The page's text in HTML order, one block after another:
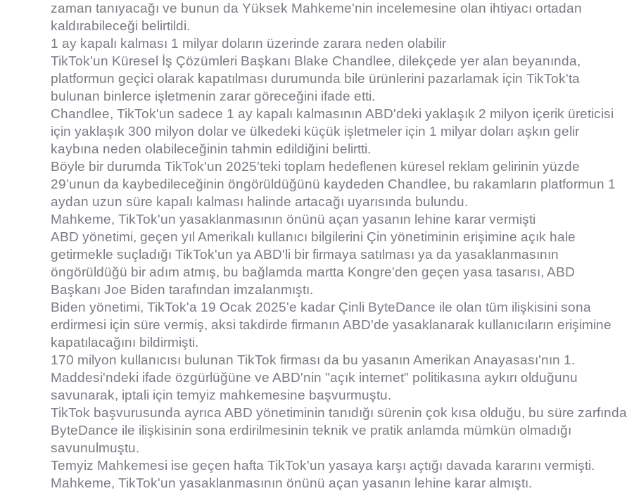
zaman tanıyacağı ve bunun da Yüksek Mahkeme'nin incelemesine olan ihtiyacı ortadan
kaldırabileceği belirtildi.
1 ay kapalı kalması 1 milyar doların üzerinde zarara neden olabilir
TikTok'un Küresel İş Çözümleri Başkanı Blake Chandlee, dilekçede yer alan beyanında,
platformun geçici olarak kapatılması durumunda bile ürünlerini pazarlamak için TikTok'ta
bulunan binlerce işletmenin zarar göreceğini ifade etti.
Chandlee, TikTok'un sadece 1 ay kapalı kalmasının ABD'deki yaklaşık 2 milyon içerik üreticisi
için yaklaşık 300 milyon dolar ve ülkedeki küçük işletmeler için 1 milyar doları aşkın gelir
kaybına neden olabileceğinin tahmin edildiğini belirtti.
Böyle bir durumda TikTok'un 2025'teki toplam hedeflenen küresel reklam gelirinin yüzde
29'unun da kaybedileceğinin öngörüldüğünü kaydeden Chandlee, bu rakamların platformun 1
aydan uzun süre kapalı kalması halinde artacağı uyarısında bulundu.
Mahkeme, TikTok'un yasaklanmasının önünü açan yasanın lehine karar vermişti
ABD yönetimi, geçen yıl Amerikalı kullanıcı bilgilerini Çin yönetiminin erişimine açık hale
getirmekle suçladığı TikTok'un ya ABD'li bir firmaya satılması ya da yasaklanmasının
öngörüldüğü bir adım atmış, bu bağlamda martta Kongre'den geçen yasa tasarısı, ABD
Başkanı Joe Biden tarafından imzalanmıştı.
Biden yönetimi, TikTok'a 19 Ocak 2025'e kadar Çinli ByteDance ile olan tüm ilişkisini sona
erdirmesi için süre vermiş, aksi takdirde firmanın ABD'de yasaklanarak kullanıcıların erişimine
kapatılacağını bildirmişti.
170 milyon kullanıcısı bulunan TikTok firması da bu yasanın Amerikan Anayasası'nın 1.
Maddesi'ndeki ifade özgürlüğüne ve ABD'nin "açık internet" politikasına aykırı olduğunu
savunarak, iptali için temyiz mahkemesine başvurmuştu.
TikTok başvurusunda ayrıca ABD yönetiminin tanıdığı sürenin çok kısa olduğu, bu süre zarfında
ByteDance ile ilişkisinin sona erdirilmesinin teknik ve pratik anlamda mümkün olmadığı
savunulmuştu.
Temyiz Mahkemesi ise geçen hafta TikTok'un yasaya karşı açtığı davada kararını vermişti.
Mahkeme, TikTok'un yasaklanmasının önünü açan yasanın lehine karar almıştı.